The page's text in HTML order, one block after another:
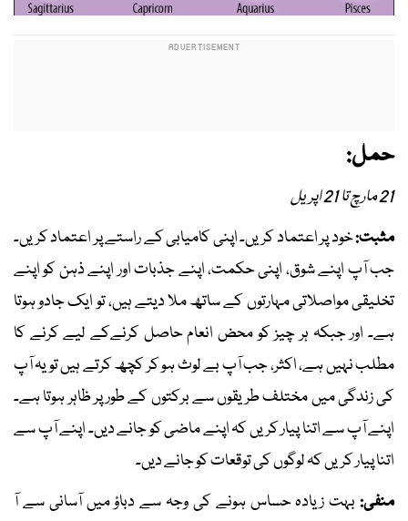
حمل:
21 مارچ تا 21 اپریل
مثبت:خود پر اعتماد کریں۔ اپنی کامیابی کے راستے پر اعتماد کریں۔
جب آپ اپنے شوق، اپنی حکمت، اپنے جذبات اور اپنے ذہن کو اپنے
تخلیقی مواصلاتی مہارتوں کے ساتھ ملا دیتے ہیں، تو ایک جادو ہوتا
ہے۔ اور جبکہ ہر چیز کو محض انعام حاصل کرنےکے لیے کرنے کا
مطلب نہیں ہے، اکثر، جب آپ بے لوث ہو کر کچھ کرتے ہیں تو یہ آپ
کی زندگی میں مختلف طریقوں سے برکتوں کے طور پر ظاہر ہوتا ہے۔
اپنے آپ سے اتنا پیار کریں کہ اپنے ماضی کو جانے دیں۔ اپنے آپ سے
اتنا پیار کریں کہ لوگوں کی توقعات کو جانے دیں۔
منفی: بہت زیادہ حساس ہونے کی وجہ سے دباؤ میں آسانی سے آ